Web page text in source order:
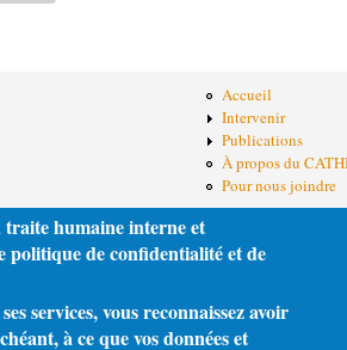
Accueil
Intervenir
Publications
À propos du
Pour nous joindre
humaine interne et
de confidentialité et de
services, vous reconnaissez avoir
à ce que vos données et